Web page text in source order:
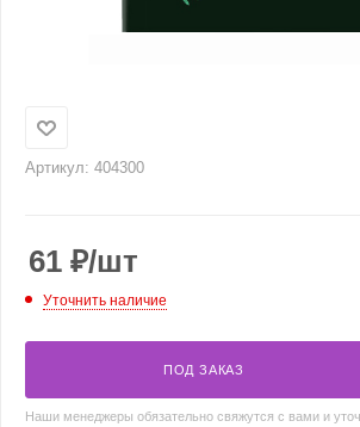
Артикул: 404300
61 ₽/шт
Уточнить наличие
ПОД ЗАКАЗ
Наши менеджеры обязательно свяжутся с вами и